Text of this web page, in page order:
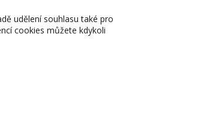
udělení souhlasu také pro
cookies můžete kdykoli